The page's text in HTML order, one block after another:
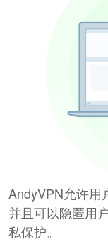
AndyVPN允许用
并且可以隐匿用
私保护。